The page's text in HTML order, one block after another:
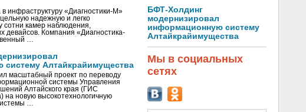
в инфраструктуру «Диагностики-М»
надежную и легко
сотни камер наблюдения,
девайсов. Компания «Диагностика-
…
Алтайкрайимущества
масштабный проект по переводу
системы Управления
Алтайского края (ГИС
на новую высокотехнологичную
…
БФТ-Холдинг
модернизировал
информационную систему
Алтайкрайимущества
Мы в социальных
сетях